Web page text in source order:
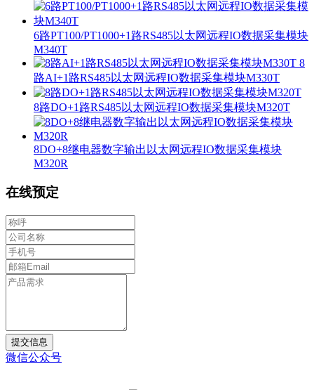
6路PT100/PT1000+1路RS485以太网远程IO数据采集模块
M340T
8
路AI+1路RS485以太网远程IO数据采集模块M330T
8路DO+1路RS485以太网远程IO数据采集模块M320T
8DO+8继电器数字输出以太网远程IO数据采集模块
M320R
在线预定
提交信息
微信公众号